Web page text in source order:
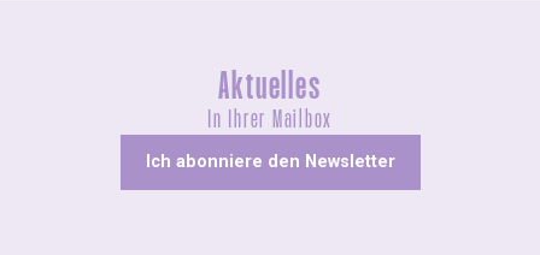
Aktuelles
In Ihrer Mailbox
Ich abonniere den Newsletter